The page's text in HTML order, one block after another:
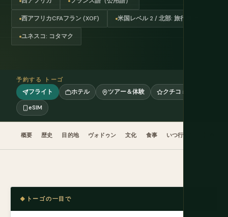
西アフリカCFAフラン (XOF) 米国レベル 2 / 北部: 旅行禁止
ユネスコ: コタマク
予約する トーゴ
フライト ホテル ツアー＆体験
クチコミ
eSIM
概要 歴史 目的地 ヴォドゥン 文化 食事 いつ行くか
トーゴの一目で